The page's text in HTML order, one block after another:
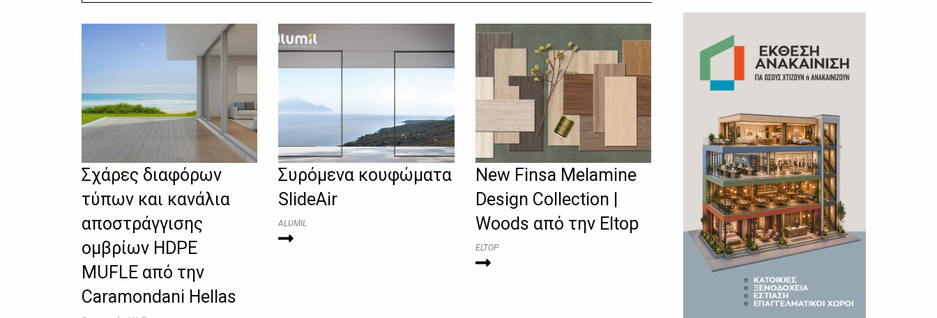
Σχάρες διαφόρων
τύπων και κανάλια
αποστράγγισης
ομβρίων HDPE
MUFLE από την
Caramondani Hellas
Συρόμενα κουφώματα
SlideAir
ALUMIL
New Finsa Melamine
Design Collection |
Woods από την Eltop
ELTOP